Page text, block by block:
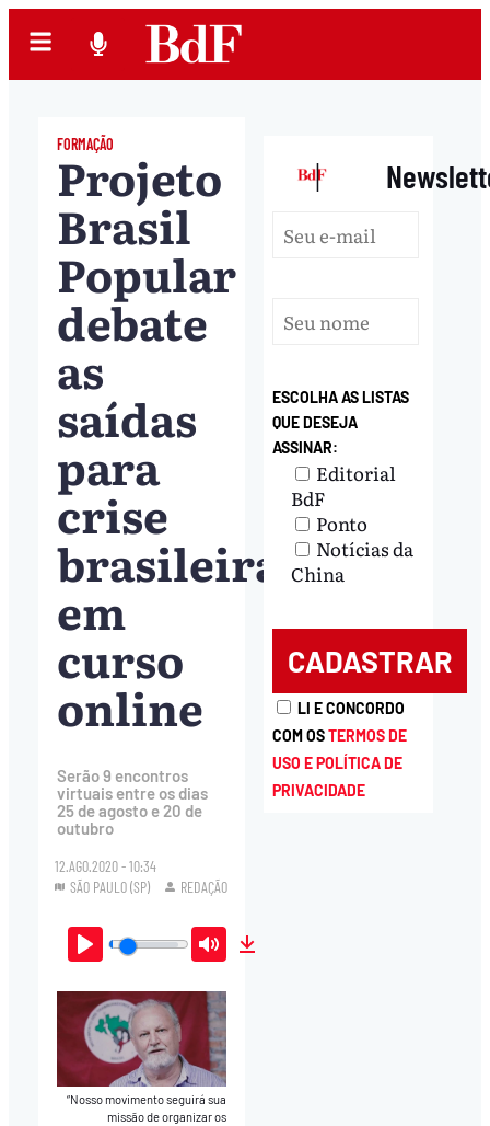
FORMAÇÃO
Projeto
Brasil
Popular
debate
as
saídas
para
crise
brasileira
em
curso
online
Serão 9 encontros
virtuais entre os dias
25 de agosto e 20 de
outubro
12.AGO.2020 - 10:34
SÃO PAULO (SP)
REDAÇÃO
Play Mute
“Nosso movimento seguirá sua
missão de organizar os
|
ESCOLHA AS LISTAS
QUE DESEJA
ASSINAR:
Editorial
BdF
Ponto
Notícias da
China
LI E CONCORDO
COM OSTERMOS DE
USO E POLÍTICA DE
PRIVACIDADE